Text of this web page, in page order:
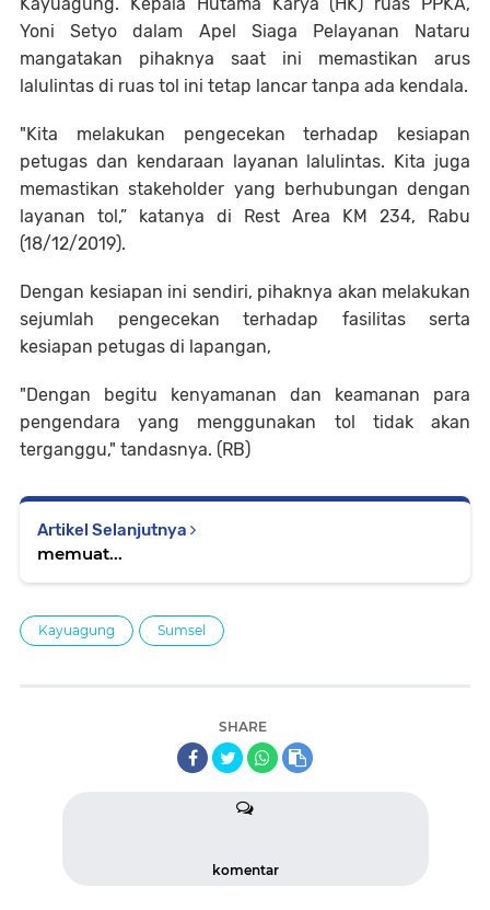
Yoni Setyo dalam Apel Siaga Pelayanan Nataru
mangatakan pihaknya saat ini memastikan arus
lalulintas di ruas tol ini tetap lancar tanpa ada kendala.
"Kita melakukan pengecekan terhadap kesiapan
petugas dan kendaraan layanan lalulintas. Kita juga
memastikan stakeholder yang berhubungan dengan
layanan tol,” katanya di Rest Area KM 234, Rabu
(18/12/2019).
Dengan kesiapan ini sendiri, pihaknya akan melakukan
sejumlah pengecekan terhadap fasilitas serta
kesiapan petugas di lapangan,
"Dengan begitu kenyamanan dan keamanan para
pengendara yang menggunakan tol tidak akan
terganggu," tandasnya. (RB)
Artikel Selanjutnya
memuat...
Kayuagung Sumsel
SHARE
komentar